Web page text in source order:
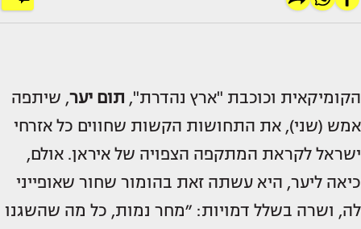
הקומיקאית וכוכבת "ארץ נהדרת", תום יער, שיתפה
אמש (שני), את התחושות הקשות שחווים כל אזרחי
ישראל לקראת המתקפה הצפויה של איראן. אולם,
כיאה ליער, היא עשתה זאת בהומור שחור שאופייני
לה, ושרה בשלל דמויות: ״מחר נמות, כל מה שהשגנו